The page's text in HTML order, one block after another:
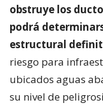
obstruye los
podrá
estructural
riesgo para
ubicados aguas
su nivel de